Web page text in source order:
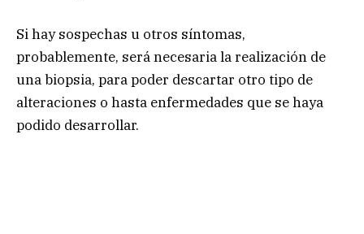
Si hay sospechas u otros síntomas,
probablemente, será necesaria la realización de
una biopsia, para poder descartar otro tipo de
alteraciones o hasta enfermedades que se haya
podido desarrollar.